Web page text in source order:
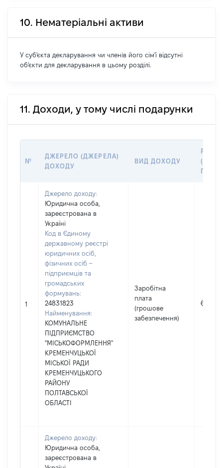
10. Нематеріальні активи
У суб'єкта декларування чи членів його сім'ї відсутні
об'єкти для декларування в цьому розділі.
11. Доходи, у тому числі подарунки
№
ДЖЕРЕЛО (ДЖЕРЕЛА)
ДОХОДУ
ВИД ДОХОДУ
ГРН
1
Джерело доходу:
Юридична особа,
зареєстрована в
Україні
Код в Єдиному
державному реєстрі
юридичних осіб,
фізичних осіб –
підприємців та
громадських
формувань:
24831823
Найменування:
КОМУНАЛЬНЕ
ПІДПРИЄМСТВО
"МІСЬКОФОРМЛЕННЯ"
КРЕМЕНЧУЦЬКОЇ
МІСЬКОЇ РАДИ
КРЕМЕНЧУЦЬКОГО
РАЙОНУ
ПОЛТАВСЬКОЇ
ОБЛАСТІ
Заробітна
плата
(грошове
забезпечення)
669549
Джерело доходу:
Юридична особа,
зареєстрована в